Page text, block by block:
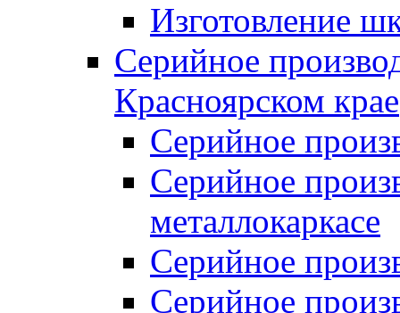
Изготовление
Серийное
Красноярском крае
Серийное
Серийное
металлокаркасе
Серийное
Серийное